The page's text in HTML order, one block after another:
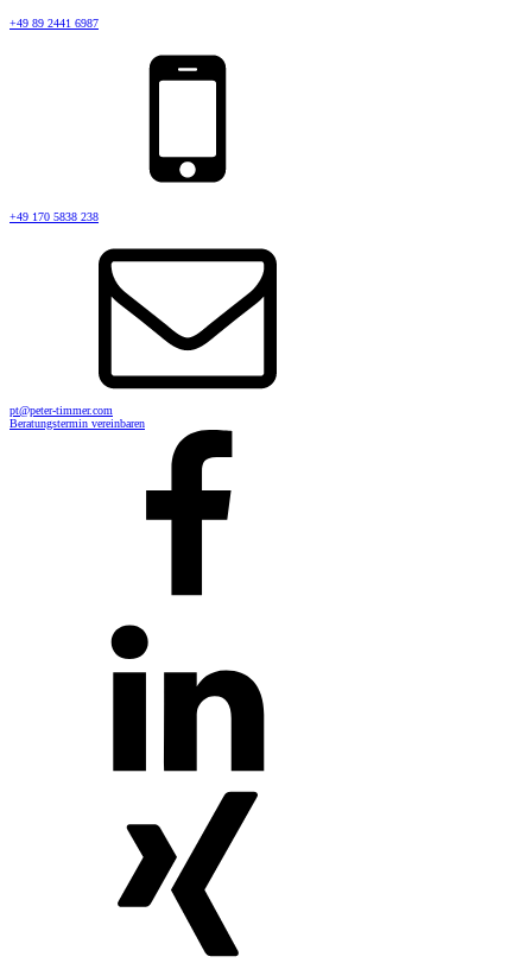
+49 89 2441 6987
+49 170 5838 238
pt@peter-timmer.com
Beratungstermin vereinbaren